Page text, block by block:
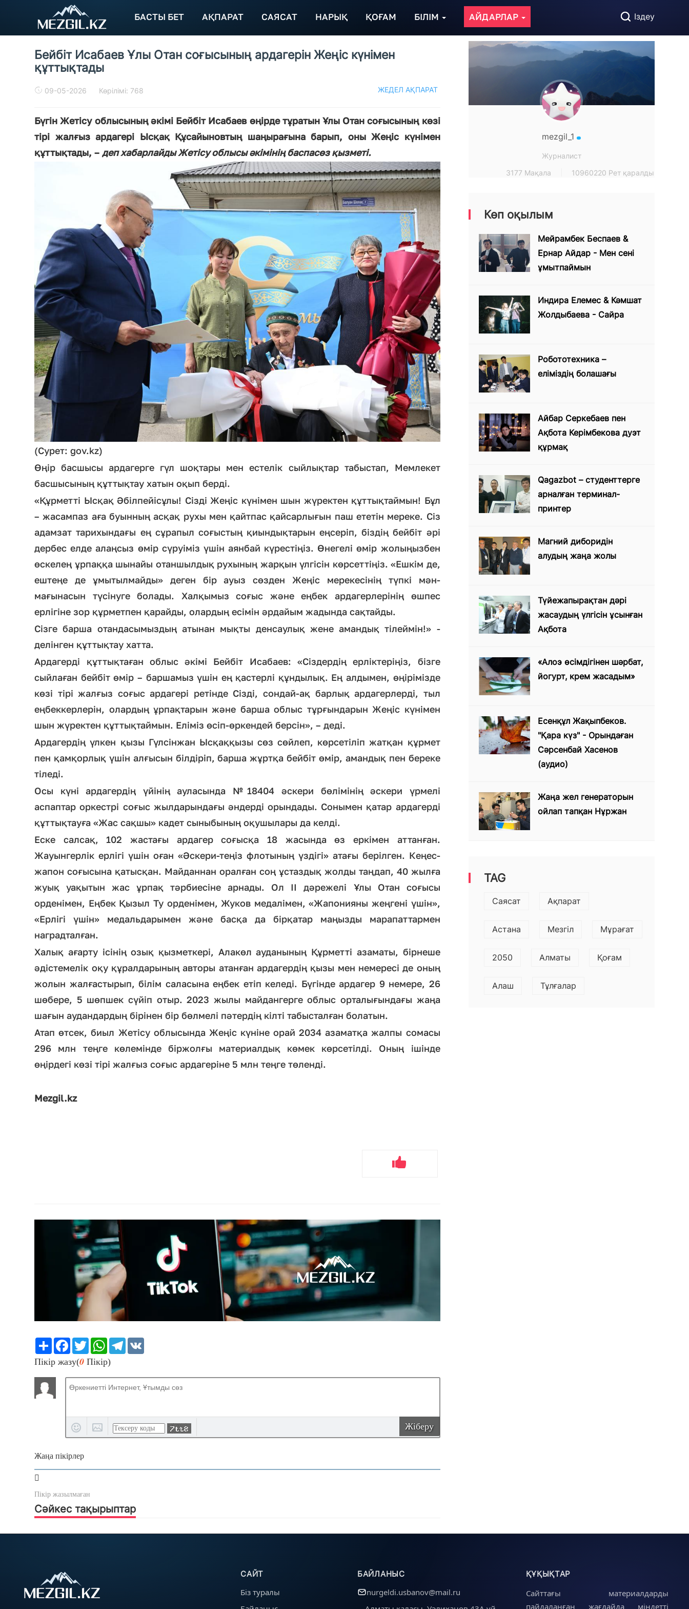
БАСТЫ БЕТ АҚПАРАТ САЯСАТ НАРЫҚ ҚОҒАМ БІЛІМ АЙДАРЛАР Іздеу
Бейбіт Исабаев Ұлы Отан соғысының ардагерін Жеңіс күнімен
құттықтады
ЖЕДЕЛ АҚПАРАТ
09-05-2026 Көрілімі: 768
Бүгін Жетісу облысының әкімі Бейбіт Исабаев өңірде тұратын Ұлы Отан соғысының көзі
тірі жалғыз ардагері Ысқақ Құсайыновтың шаңырағына барып, оны Жеңіс күнімен
құттықтады, –деп хабарлайды Жетісу облысы әкімінің баспасөз қызметі.
(Сурет: gov.kz)
Өңір басшысы ардагерге гүл шоқтары мен естелік сыйлықтар табыстап, Мемлекет
басшысының құттықтау хатын оқып берді.
«Құрметті Ысқақ Әбілпейісұлы! Сізді Жеңіс күнімен шын жүректен құттықтаймын! Бұл
– жасампаз аға буынның асқақ рухы мен қайтпас қайсарлығын паш ететін мереке. Сіз
адамзат тарихындағы ең сұрапыл соғыстың қиындықтарын еңсеріп, біздің бейбіт әрі
дербес елде алаңсыз өмір сүруіміз үшін аянбай күрестіңіз. Өнегелі өмір жолыңызбен
өскелең ұрпаққа шынайы отаншылдық рухының жарқын үлгісін көрсеттіңіз. «Ешкім де,
ештеңе де ұмытылмайды» деген бір ауыз сөзден Жеңіс мерекесінің түпкі мән-
мағынасын түсінуге болады. Халқымыз соғыс және еңбек ардагерлерінің өшпес
ерлігіне зор құрметпен қарайды, олардың есімін әрдайым жадында сақтайды.
Сізге барша отандасымыздың атынан мықты денсаулық жене амандық тілеймін!» -
делінген құттықтау хатта.
Ардагерді құттықтаған облыс әкімі Бейбіт Исабаев: «Сіздердің ерліктеріңіз, бізге
сыйлаған бейбіт өмір – баршамыз үшін ең қастерлі құндылық. Ең алдымен, өңірімізде
көзі тірі жалғыз соғыс ардагері ретінде Сізді, сондай-ақ барлық ардагерлерді, тыл
еңбеккерлерін, олардың ұрпақтарын және барша облыс тұрғындарын Жеңіс күнімен
шын жүректен құттықтаймын. Еліміз өсіп-өркендей берсін», – деді.
Ардагердің үлкен қызы Гүлсінжан Ысқаққызы сөз сөйлеп, көрсетіліп жатқан құрмет
пен қамқорлық үшін алғысын білдіріп, барша жұртқа бейбіт өмір, амандық пен береке
тіледі.
Осы күні ардагердің үйінің ауласында №18404 әскери бөлімінің әскери үрмелі
аспаптар оркестрі соғыс жылдарындағы әндерді орындады. Сонымен қатар ардагерді
құттықтауға «Жас сақшы» кадет сыныбының оқушылары да келді.
Еске салсақ, 102 жастағы ардагер соғысқа 18 жасында өз еркімен аттанған.
Жауынгерлік ерлігі үшін оған «Әскери-теңіз флотының үздігі» атағы берілген. Кеңес-
жапон соғысына қатысқан. Майданнан оралған соң ұстаздық жолды таңдап, 40 жылға
жуық уақытын жас ұрпақ тәрбиесіне арнады. Ол II дәрежелі Ұлы Отан соғысы
орденімен, Еңбек Қызыл Ту орденімен, Жуков медалімен, «Жапонияны жеңгені үшін»,
«Ерлігі үшін» медальдарымен және басқа да бірқатар маңызды марапаттармен
наградталған.
Халық ағарту ісінің озық қызметкері, Алакөл ауданының Құрметті азаматы, бірнеше
әдістемелік оқу құралдарының авторы атанған ардагердің қызы мен немересі де оның
жолын жалғастырып, білім саласына еңбек етіп келеді. Бүгінде ардагер 9 немере, 26
шөбере, 5 шөпшек сүйіп отыр. 2023 жылы майдангерге облыс орталығындағы жаңа
шағын аудандардың бірінен бір бөлмелі пәтердің кілті табысталған болатын.
Атап өтсек, биыл Жетісу облысында Жеңіс күніне орай 2034 азаматқа жалпы сомасы
296 млн теңге көлемінде біржолғы материалдық көмек көрсетілді. Оның ішінде
өңірдегі көзі тірі жалғыз соғыс ардагеріне 5 млн теңге төленді.
Mezgil.kz
Share Facebook
TwitterWhatsApp
Telegram
Пікір жазу(0 Пікір)
Жіберу
Жаңа пікірлер
Пікір жазылмаған
Сәйкес тақырыптар
mezgil_1
Журналист
3177 Мақала
10960220 Рет қаралды
Көп оқылым
Мейрамбек Беспаев &
Ернар Айдар - Мен сені
ұмытпаймын
Индира Елемес & Кәмшат
Жолдыбаева - Сайра
Робототехника –
еліміздің болашағы
Айбар Серкебаев пен
Ақбота Керімбекова дуэт
құрмақ
Qagazbot – студенттерге
арналған терминал-
принтер
Магний диборидін
алудың жаңа жолы
Түйежапырақтан дәрі
жасаудың үлгісін ұсынған
Ақбота
«Алоэ өсімдігінен шәрбат,
йогурт, крем жасадым»
Есенқұл Жақыпбеков.
"Қара күз" - Орындаған
Сәрсенбай Хасенов
(аудио)
Жаңа жел генераторын
ойлап тапқан Нұржан
TAG
Саясат Ақпарат
Астана Мезгіл Мұрағат
2050 Алматы Қоғам
Алаш Тұлғалар
САЙТ
Біз туралы
БАЙЛАНЫС
nurgeldi.usbanov@mail.ru
ҚҰҚЫҚТАР
Сайттағы материалдарды
пайдаланған жағдайда міндетті